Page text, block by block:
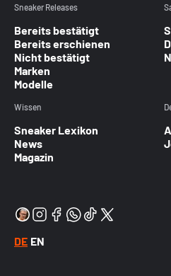
Sneaker Releases
Bereits bestätigt
Bereits erschienen
Nicht bestätigt
Marken
Modelle
Wissen
Sneaker Lexikon
News
Magazin
DE EN